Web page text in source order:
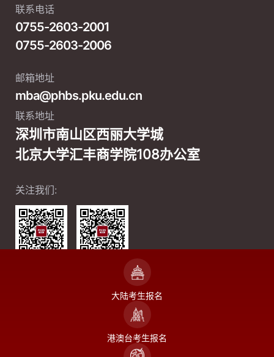
大陆考生报名
港澳台考生报名
联系电话
0755-2603-2001
0755-2603-2006
邮箱地址
mba@phbs.pku.edu.cn
联系地址
深圳市南山区西丽大学城
北京大学汇丰商学院108办公室
关注我们:
COPYRIGHT ©2004-2024 北京大学汇丰商学院